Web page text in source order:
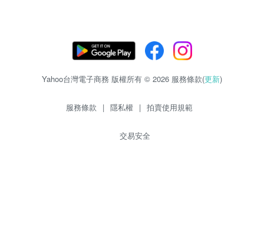
Yahoo台灣電子商務 版權所有 © 2026 服務條款(更新)
服務條款 | 隱私權 | 拍賣使用規範
交易安全